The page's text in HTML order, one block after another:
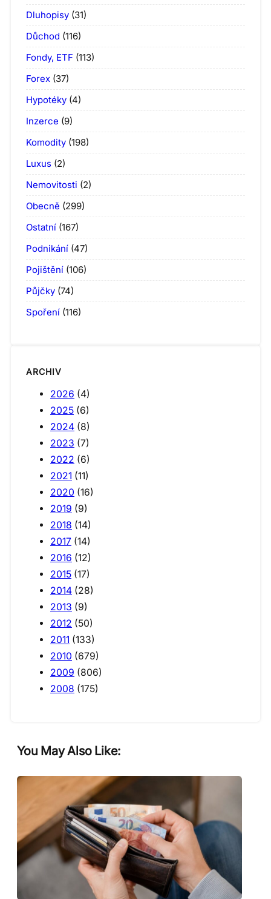
Dluhopisy (31)
Důchod (116)
Fondy, ETF (113)
Forex (37)
Hypotéky (4)
Inzerce (9)
Komodity (198)
Luxus (2)
Nemovitosti (2)
Obecně (299)
Ostatní (167)
Podnikání (47)
Pojištění (106)
Půjčky (74)
Spoření (116)
ARCHIV
2026 (4)
2025 (6)
2024 (8)
2023 (7)
2022 (6)
2021 (11)
2020 (16)
2019 (9)
2018 (14)
2017 (14)
2016 (12)
2015 (17)
2014 (28)
2013 (9)
2012 (50)
2011 (133)
2010 (679)
2009 (806)
2008 (175)
You May Also Like: